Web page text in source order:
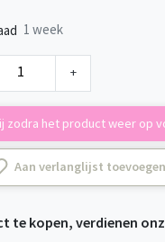
1 week
+
zodra het product weer op
Aan verlanglijst toevoegen
te kopen, verdienen